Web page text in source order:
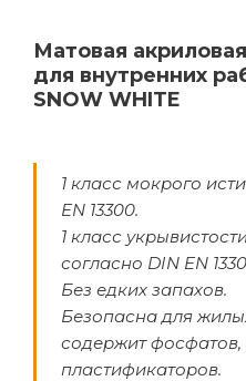
Матовая
для внутренних
SNOW WHITE
1 класс мокрого
EN 13300.
1 класс
согласно DIN EN
Без едких запахов.
Безопасна для
содержит фосфатов,
пластификаторов.